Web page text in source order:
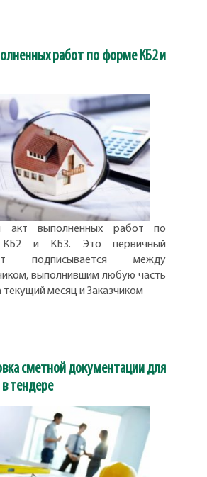
работ по форме КБ2 и
акт выполненных работ по
и КБ3. Это первичный
подписывается между
выполнившим любую часть
текущий месяц и Заказчиком
сметной документации для
тендере